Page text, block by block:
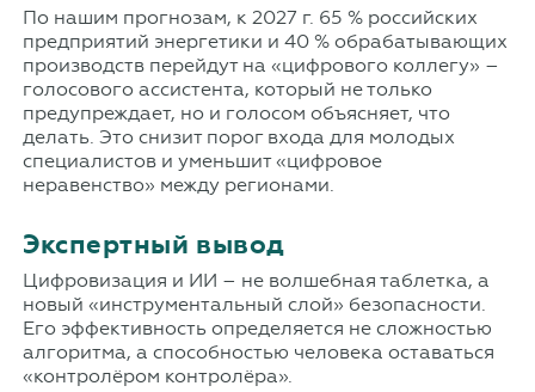
По нашим прогнозам, к 2027 г. 65 % российских
предприятий энергетики и 40 % обрабатывающих
производств перейдут на «цифрового коллегу» –
голосового ассистента, который не только
предупреждает, но и голосом объясняет, что
делать. Это снизит порог входа для молодых
специалистов и уменьшит «цифровое
неравенство» между регионами.
Экспертный вывод
Цифровизация и ИИ – не волшебная таблетка, а
новый «инструментальный слой» безопасности.
Его эффективность определяется не сложностью
алгоритма, а способностью человека оставаться
«контролёром контролёра».